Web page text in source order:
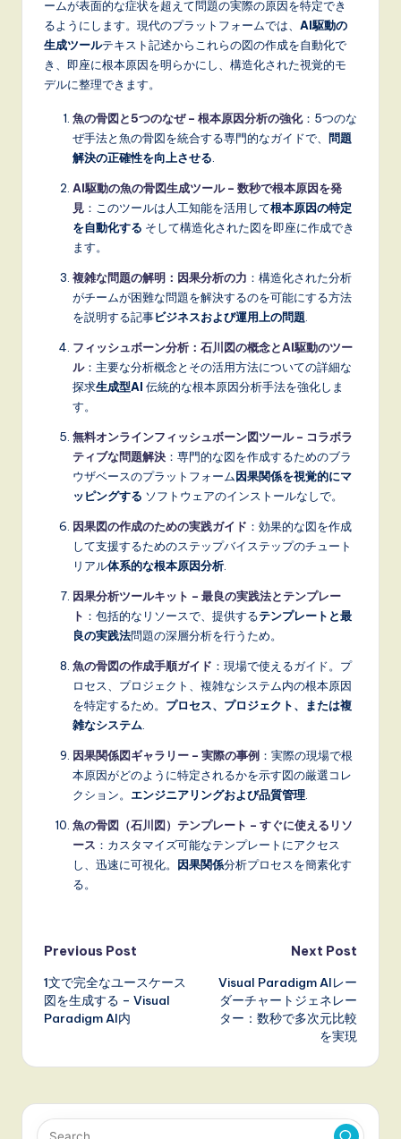
ームが表面的な症状を超えて問題の実際の原因を特定でき
るようにします。現代のプラットフォームでは、 AI駆動の
生成ツールテキスト記述からこれらの図の作成を自動化で
き、即座に根本原因を明らかにし、構造化された視覚的モ
デルに整理できます。
魚の骨図と5つのなぜ – 根本原因分析の強化：5つのな
ぜ手法と魚の骨図を統合する専門的なガイドで、 問題
解決の正確性を向上させる.
AI駆動の魚の骨図生成ツール – 数秒で根本原因を発
見 ：このツールは人工知能を活用して根本原因の特定
を自動化する そして構造化された図を即座に作成でき
ます。
複雑な問題の解明：因果分析の力 ：構造化された分析
がチームが困難な問題を解決するのを可能にする方法
を説明する記事ビジネスおよび運用上の問題.
フィッシュボーン分析：石川図の概念とAI駆動のツー
ル：主要な分析概念とその活用方法についての詳細な
探求生成型AI 伝統的な根本原因分析手法を強化しま
す。
無料オンラインフィッシュボーン図ツール – コラボラ
ティブな問題解決 ：専門的な図を作成するためのブラ
ウザベースのプラットフォーム因果関係を視覚的にマ
ッピングする ソフトウェアのインストールなしで。
因果図の作成のための実践ガイド ：効果的な図を作成
して支援するためのステップバイステップのチュート
リアル体系的な根本原因分析.
因果分析ツールキット – 最良の実践法とテンプレー
ト ：包括的なリソースで、提供するテンプレートと最
良の実践法問題の深層分析を行うため。
魚の骨図の作成手順ガイド ：現場で使えるガイド。プ
ロセス、プロジェクト、複雑なシステム内の根本原因
を特定するため。 プロセス、プロジェクト、または複
雑なシステム.
因果関係図ギャラリー – 実際の事例 ：実際の現場で根
本原因がどのように特定されるかを示す図の厳選コレ
クション。 エンジニアリングおよび品質管理.
魚の骨図（石川図）テンプレート – すぐに使えるリソ
ース ：カスタマイズ可能なテンプレートにアクセス
し、迅速に可視化。 因果関係分析プロセスを簡素化す
る。
Post
navigation
Previous Post
1文で完全なユースケース
図を生成する – Visual
Paradigm AI内
Next Post
Visual Paradigm AIレー
ダーチャートジェネレー
ター：数秒で多次元比較
を実現